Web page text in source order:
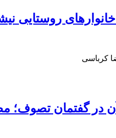
روستایی
کرباسی
گفتمان تصوف؛